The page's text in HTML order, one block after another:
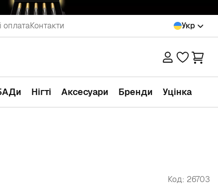
оплатаКонтакти Укр
Нігті Аксесуари Бренди Уцінка
Код: 26703